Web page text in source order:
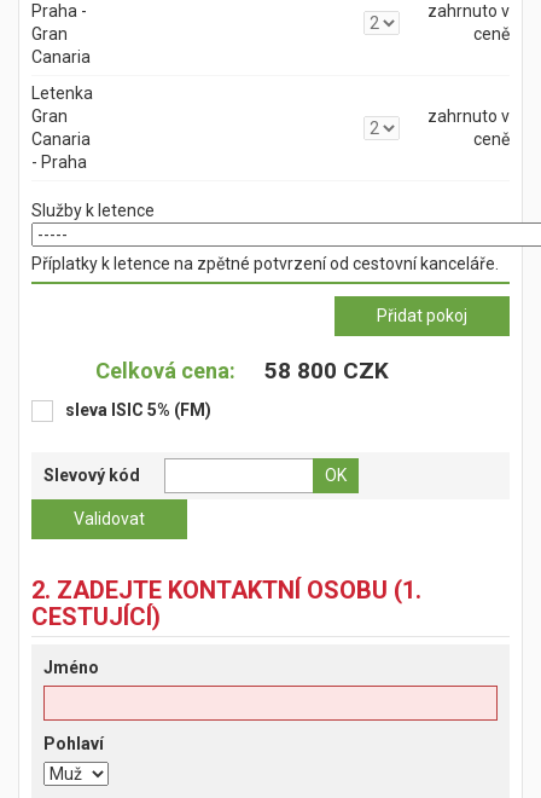
Praha -
Gran
Canaria
zahrnuto v
ceně
Letenka
Gran
Canaria
- Praha
zahrnuto v
ceně
Služby k letence
Příplatky k letence na zpětné potvrzení od cestovní kanceláře.
Celková cena: 58 800 CZK
sleva ISIC 5% (FM)
Slevový kód
2. ZADEJTE KONTAKTNÍ OSOBU (1.
CESTUJÍCÍ)
Jméno
Pohlaví